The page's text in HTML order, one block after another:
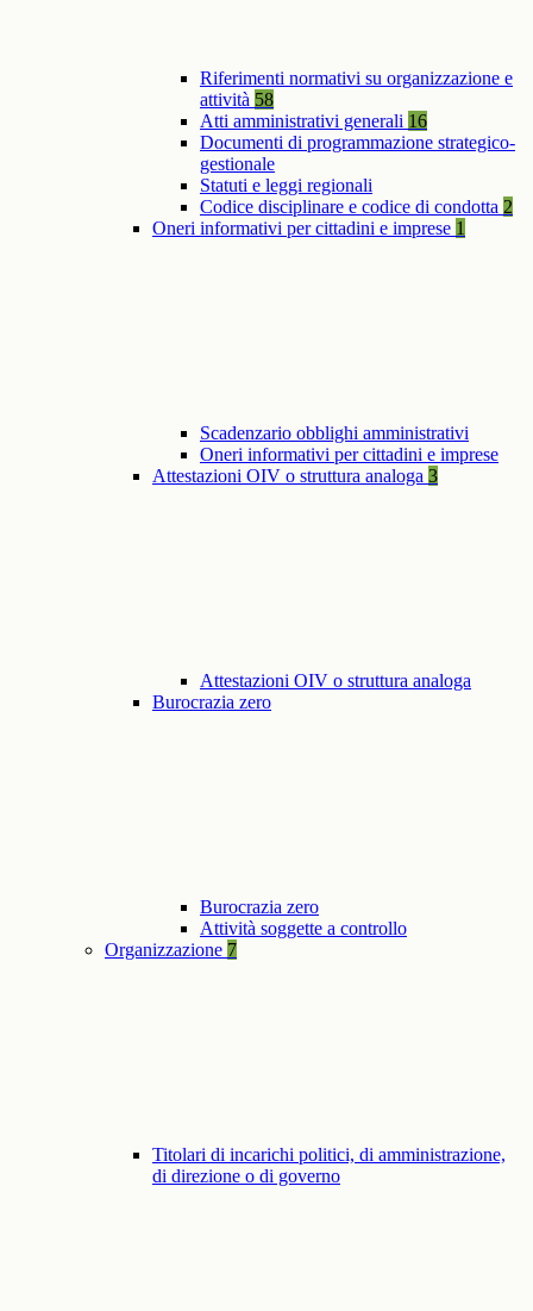
Riferimenti normativi su organizzazione e
attività 58
Atti amministrativi generali 16
Documenti di programmazione strategico-
gestionale
Statuti e leggi regionali
Codice disciplinare e codice di condotta 2
Oneri informativi per cittadini e imprese 1
Scadenzario obblighi amministrativi
Oneri informativi per cittadini e imprese
Attestazioni OIV o struttura analoga 3
Attestazioni OIV o struttura analoga
Burocrazia zero
Burocrazia zero
Attività soggette a controllo
Organizzazione 7
Titolari di incarichi politici, di amministrazione,
di direzione o di governo